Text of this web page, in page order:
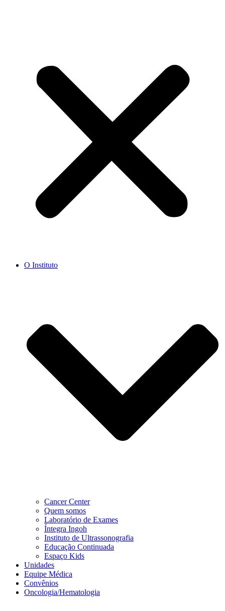
O Instituto
Cancer Center
Quem somos
Laboratório de Exames
Íntegra Ingoh
Instituto de Ultrassonografia
Educação Continuada
Espaço Kids
Unidades
Equipe Médica
Convênios
Oncologia/Hematologia